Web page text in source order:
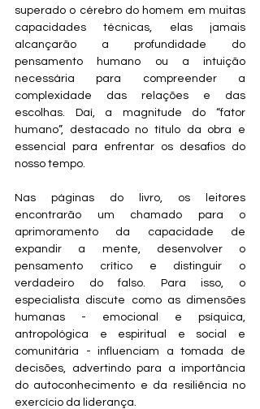
superado o cérebro do homem em muitas
capacidades técnicas, elas jamais
alcançarão a profundidade do
pensamento humano ou a intuição
necessária para compreender a
complexidade das relações e das
escolhas. Daí, a magnitude do “fator
humano”, destacado no título da obra e
essencial para enfrentar os desafios do
nosso tempo.
Nas páginas do livro, os leitores
encontrarão um chamado para o
aprimoramento da capacidade de
expandir a mente, desenvolver o
pensamento crítico e distinguir o
verdadeiro do falso. Para isso, o
especialista discute como as dimensões
humanas - emocional e psíquica,
antropológica e espiritual e social e
comunitária - influenciam a tomada de
decisões, advertindo para a importância
do autoconhecimento e da resiliência no
exercício da liderança.